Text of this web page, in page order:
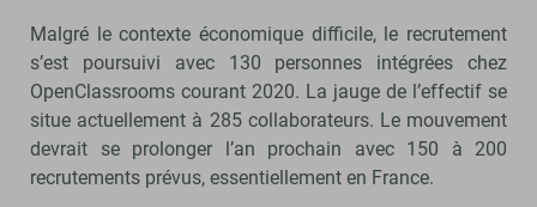
Malgré le contexte économique difficile, le recrutement
s’est poursuivi avec 130 personnes intégrées chez
OpenClassrooms courant 2020. La jauge de l’effectif se
situe actuellement à 285 collaborateurs. Le mouvement
devrait se prolonger l’an prochain avec 150 à 200
recrutements prévus, essentiellement en France.